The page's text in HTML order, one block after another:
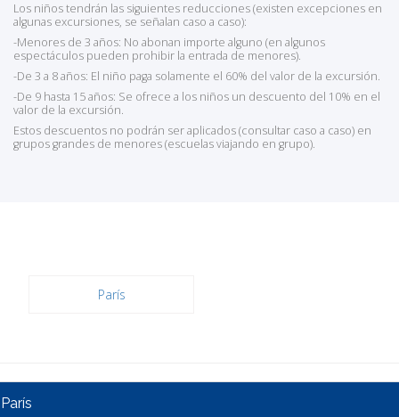
Los niños tendrán las siguientes reducciones (existen excepciones en
algunas excursiones, se señalan caso a caso):
-Menores de 3 años: No abonan importe alguno (en algunos
espectáculos pueden prohibir la entrada de menores).
-De 3 a 8 años: El niño paga solamente el 60% del valor de la excursión.
-De 9 hasta 15 años: Se ofrece a los niños un descuento del 10% en el
valor de la excursión.
Estos descuentos no podrán ser aplicados (consultar caso a caso) en
grupos grandes de menores (escuelas viajando en grupo).
París
París